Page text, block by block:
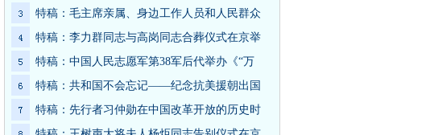
特稿：毛主席亲属、身边工作人员和人民群众
特稿：李力群同志与高岗同志合葬仪式在京举
特稿：中国人民志愿军第38军后代举办《“万
特稿：共和国不会忘记——纪念抗美援朝出国
特稿：先行者习仲勋在中国改革开放的历史时